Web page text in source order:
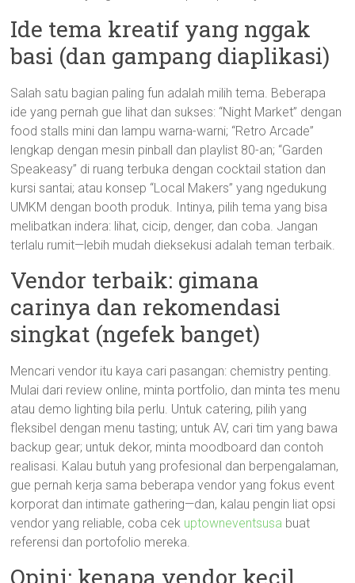
Ide tema kreatif yang nggak
basi (dan gampang diaplikasi)
Salah satu bagian paling fun adalah milih tema. Beberapa
ide yang pernah gue lihat dan sukses: “Night Market” dengan
food stalls mini dan lampu warna-warni; “Retro Arcade”
lengkap dengan mesin pinball dan playlist 80-an; “Garden
Speakeasy” di ruang terbuka dengan cocktail station dan
kursi santai; atau konsep “Local Makers” yang ngedukung
UMKM dengan booth produk. Intinya, pilih tema yang bisa
melibatkan indera: lihat, cicip, denger, dan coba. Jangan
terlalu rumit—lebih mudah dieksekusi adalah teman terbaik.
Vendor terbaik: gimana
carinya dan rekomendasi
singkat (ngefek banget)
Mencari vendor itu kaya cari pasangan: chemistry penting.
Mulai dari review online, minta portfolio, dan minta tes menu
atau demo lighting bila perlu. Untuk catering, pilih yang
fleksibel dengan menu tasting; untuk AV, cari tim yang bawa
backup gear; untuk dekor, minta moodboard dan contoh
realisasi. Kalau butuh yang profesional dan berpengalaman,
gue pernah kerja sama beberapa vendor yang fokus event
korporat dan intimate gathering—dan, kalau pengin liat opsi
vendor yang reliable, coba cek uptowneventsusa buat
referensi dan portofolio mereka.
Opini: kenapa vendor kecil